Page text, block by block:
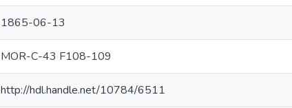
1865-06-13
MOR-C-43 F108-109
http://hdl.handle.net/10784/6511